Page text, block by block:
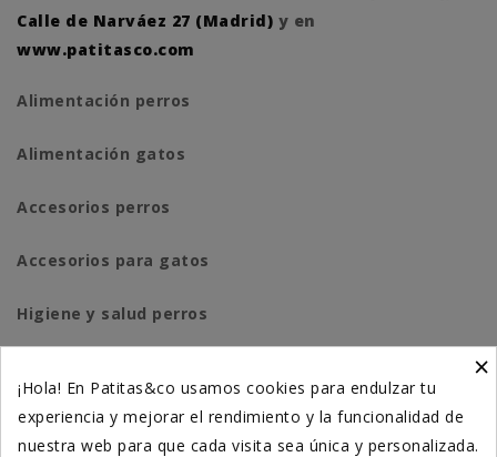
Calle de Narváez 27 (Madrid) y en
www.patitasco.com
Alimentación perros
Alimentación gatos
Accesorios perros
Accesorios para gatos
Higiene y salud perros
Suplementación natural
×
¡Hola! En Patitas&co usamos cookies para endulzar tu
experiencia y mejorar el rendimiento y la funcionalidad de
nuestra web para que cada visita sea única y personalizada.